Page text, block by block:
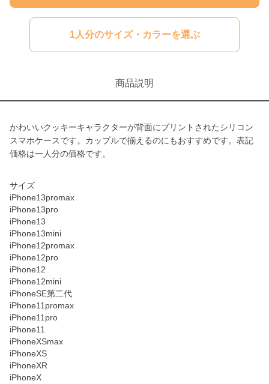
1人分のサイズ・カラーを選ぶ
商品説明
かわいいクッキーキャラクターが背面にプリントされたシリコン
スマホケースです。カップルで揃えるのにもおすすめです。表記
価格は一人分の価格です。
サイズ
iPhone13promax
iPhone13pro
iPhone13
iPhone13mini
iPhone12promax
iPhone12pro
iPhone12
iPhone12mini
iPhoneSE第二代
iPhone11promax
iPhone11pro
iPhone11
iPhoneXSmax
iPhoneXS
iPhoneXR
iPhoneX